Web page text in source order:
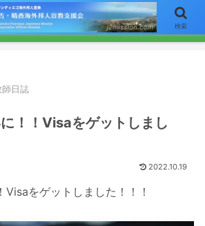
ーのメールによる配信をご希望の方はここをク
せ」フォームからアドレスをご連絡下さい。
日誌
！！Visaをゲットしまし
2022.10.19
をゲットしました！！！
検索